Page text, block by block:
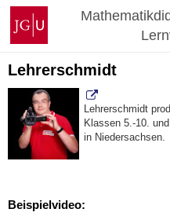
Zum
Inhalt
springen
Johannes
Gutenberg-
Universität
Mainz
Lehrerschmidt
Lehrerschmidt
Klassen 5.-10.
in Niedersachsen.
Beispielvideo: